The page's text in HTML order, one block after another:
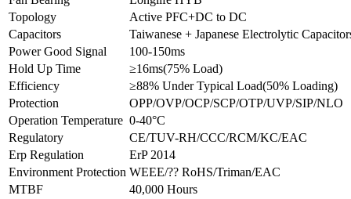
Topology
Active PFC+DC to DC
Capacitors
Taiwanese + Japanese Electrolytic
Power Good Signal
100-150ms
Hold Up Time
≥16ms(75% Load)
Efficiency
≥88% Under Typical Load(50% Loading)
Protection
OPP/OVP/OCP/SCP/OTP/UVP/SIP/NLO
Operation Temperature 0-40°C
Regulatory
CE/TUV-RH/CCC/RCM/KC/EAC
Erp Regulation
ErP 2014
Environment Protection WEEE/?? RoHS/Triman/EAC
MTBF
40,000 Hours